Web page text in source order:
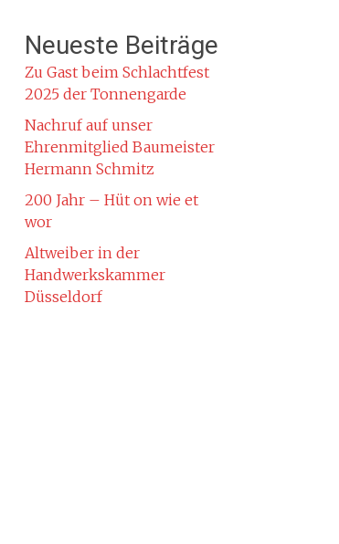
Neueste Beiträge
Zu Gast beim Schlachtfest
2025 der Tonnengarde
Nachruf auf unser
Ehrenmitglied Baumeister
Hermann Schmitz
200 Jahr – Hüt on wie et
wor
Altweiber in der
Handwerkskammer
Düsseldorf